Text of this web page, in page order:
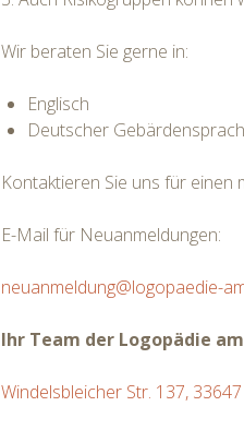
Wir beraten Sie gerne in:
Englisch
Deutscher
Kontaktieren Sie uns für einen
E-Mail für Neuanmeldungen:
neuanmeldung@logopaedie-
Ihr Team der Logopädie
Windelsbleicher Str. 137,